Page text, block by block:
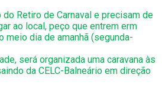
Retiro de Carnaval e precisam de
ao local, peço que entrem erm
meio dia de amanhã (segunda-
será organizada uma caravana às
da CELC-Balneário em direção